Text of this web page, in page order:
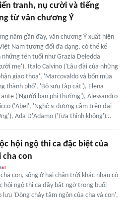
tranh, nụ cười và tiếng
từ văn chương Ý
năm gần đây, văn chương Ý xuất hiện
Nam tương đối đa dạng, có thể kể
những tên tuổi như Grazia Deledda
mẹ'), Italo Calvino ('Lâu đài của những
giao thoa', 'Marcovaldo và bốn mùa
thành phố', 'Bộ sưu tập cát'), Elena
('Người bạn phi thường'), Alessandro
('Abel', 'Nghệ sĩ dương cầm trên đại
Ada D'Adamo ('Tựa thinh không')…
hội ngộ thi ca đặc biệt của
cha con
con, sống ở hai chân trời khác nhau có
hội ngộ thi ca đầy bất ngờ trong buổi
lưu 'Dòng chảy tâm ngôn của cha và con',